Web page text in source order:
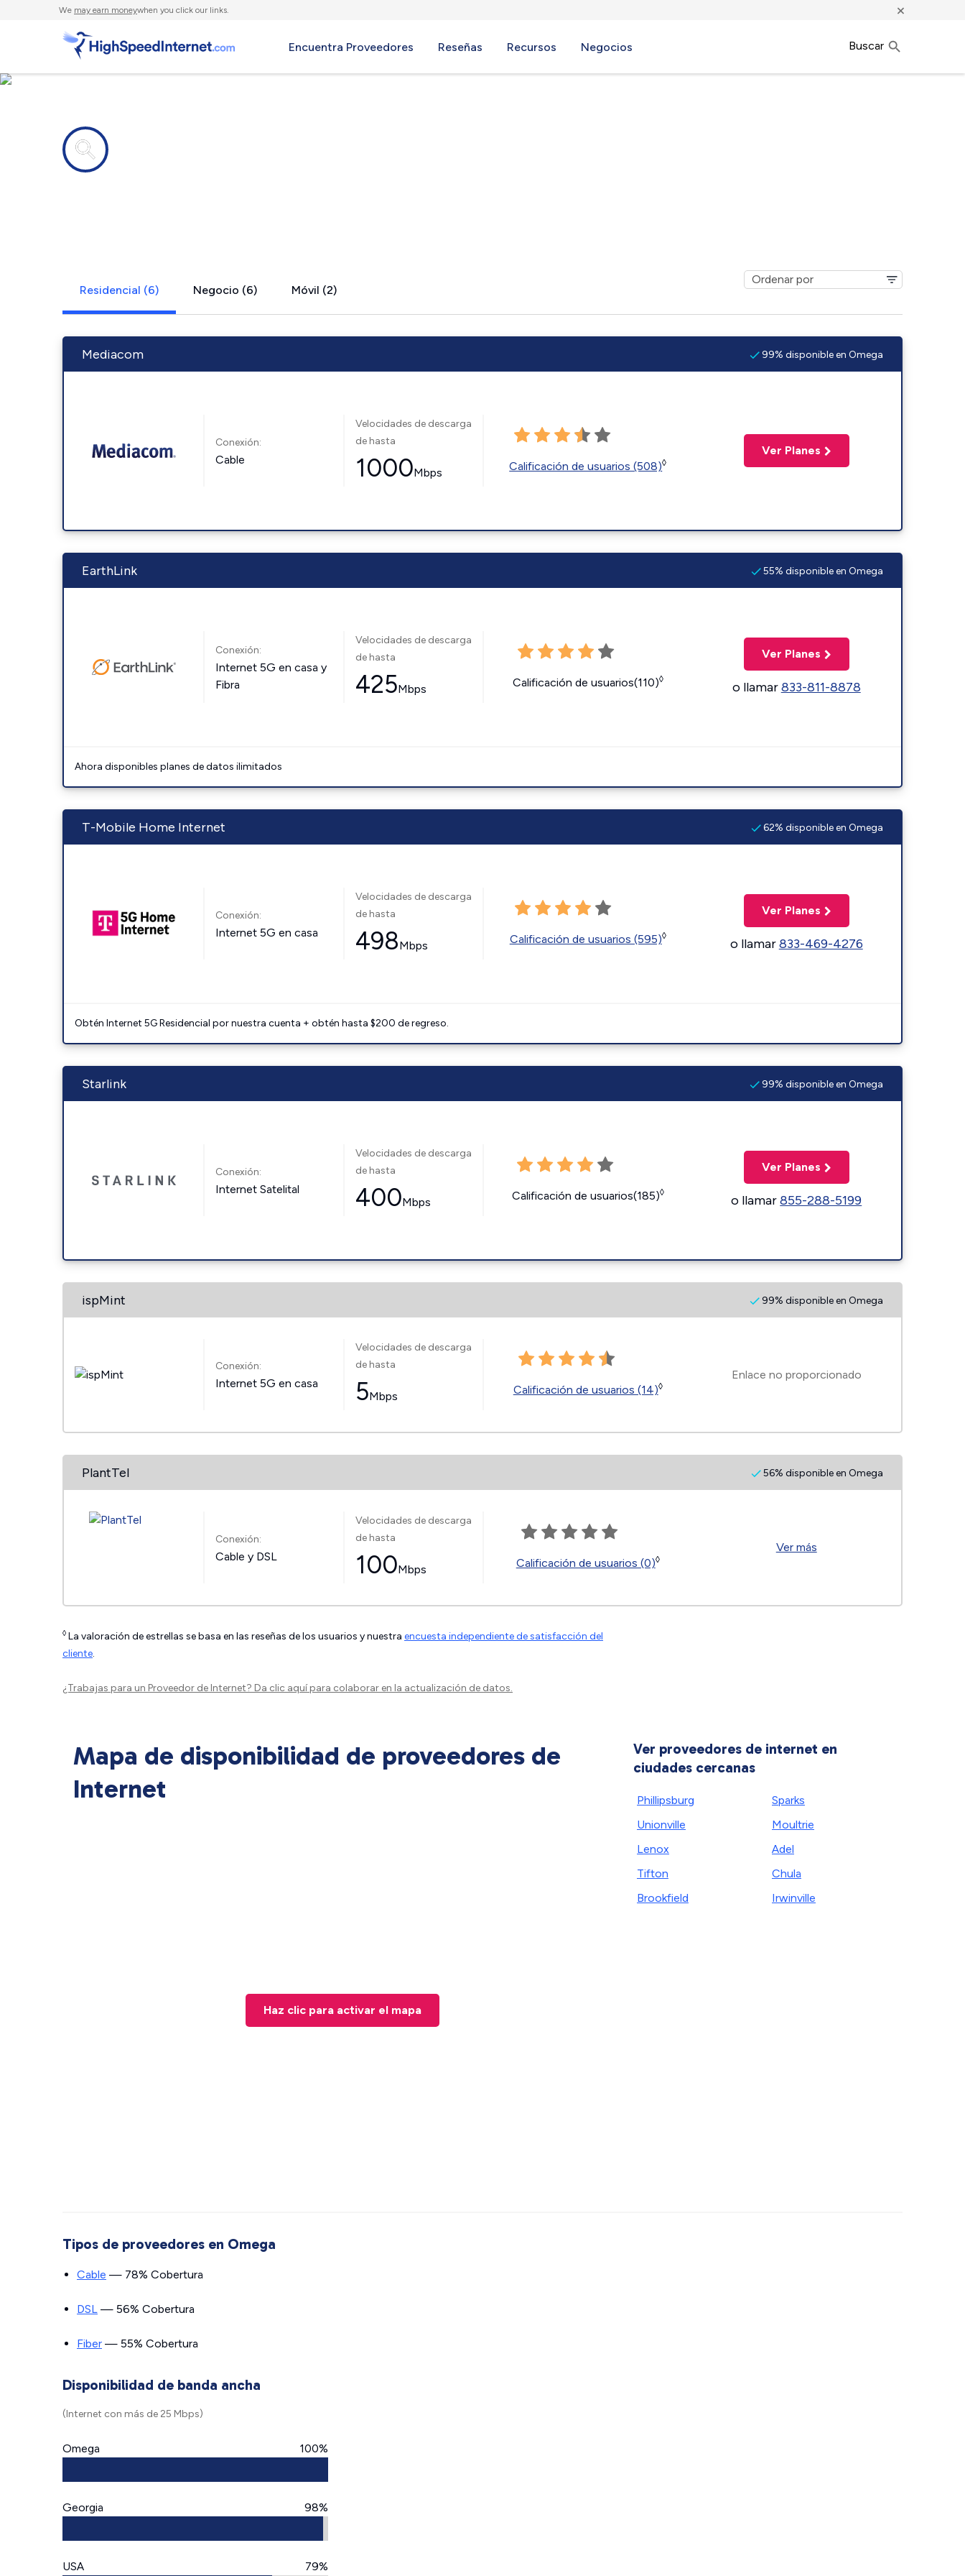
We may earn moneywhen you click our links. ×
Encuentra Proveedores Reseñas Recursos Negocios Buscar
Residencial (6) Negocio (6) Móvil (2)
Mediacom 99% disponible en Omega
Conexión:
Cable
Velocidades de descarga
de hasta
1000Mbps Calificación de usuarios (508)◊
Ver Planes
EarthLink 55% disponible en Omega
Conexión:
Internet 5G en casa y
Fibra
Velocidades de descarga
de hasta
425Mbps Calificación de usuarios(110)◊
Ver Planes
o llamar833-811-8878
Ahora disponibles planes de datos ilimitados
T-Mobile Home Internet 62% disponible en Omega
Conexión:
Internet 5G en casa
Velocidades de descarga
de hasta
498Mbps Calificación de usuarios (595)◊
Ver Planes
o llamar833-469-4276
Obtén Internet 5G Residencial por nuestra cuenta + obtén hasta $200 de regreso.
Starlink 99% disponible en Omega
Conexión:
Internet Satelital
Velocidades de descarga
de hasta
400Mbps Calificación de usuarios(185)◊
Ver Planes
o llamar855-288-5199
ispMint 99% disponible en Omega
Conexión:
Internet 5G en casa
Velocidades de descarga
de hasta
5Mbps Calificación de usuarios (14)◊
Enlace no proporcionado
PlantTel 56% disponible en Omega
Conexión:
Cable y DSL
Velocidades de descarga
de hasta
100Mbps Calificación de usuarios (0)◊
Ver más
◊ La valoración de estrellas se basa en las reseñas de los usuarios y nuestra encuesta independiente de satisfacción del
cliente.
¿Trabajas para un Proveedor de Internet? Da clic aquípara colaborar en la actualización de datos.
Mapa de disponibilidad de proveedores de
Internet
Haz clic para activar el mapa
Ver proveedores de internet en
ciudades cercanas
Phillipsburg
Unionville
Lenox
Tifton
Brookfield
Sparks
Moultrie
Adel
Chula
Irwinville
Tipos de proveedores en Omega
Cable — 78% Cobertura
DSL — 56% Cobertura
Fiber — 55% Cobertura
Disponibilidad de banda ancha
(Internet con más de 25 Mbps)
Omega 100%
Georgia 98%
USA 79%